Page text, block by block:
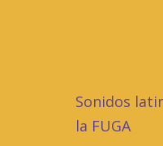
Sonidos
la FUGA